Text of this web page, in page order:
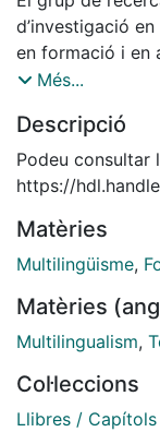
d’investigació
en formació i en
plurilingüe. Dues
disseny dels
dels docents i la
de construir
Referència per a
anterior s’ha
un exemple de
inicial i la
Més...
Descripció
Podeu consultar
https://
Matèries
Multilingüisme,
Matèries
Multilingualism,
Col·leccions
Llibres /